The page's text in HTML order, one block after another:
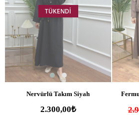
TÜKENDI
Nervürlü Takım Siyah
2.300,00₺